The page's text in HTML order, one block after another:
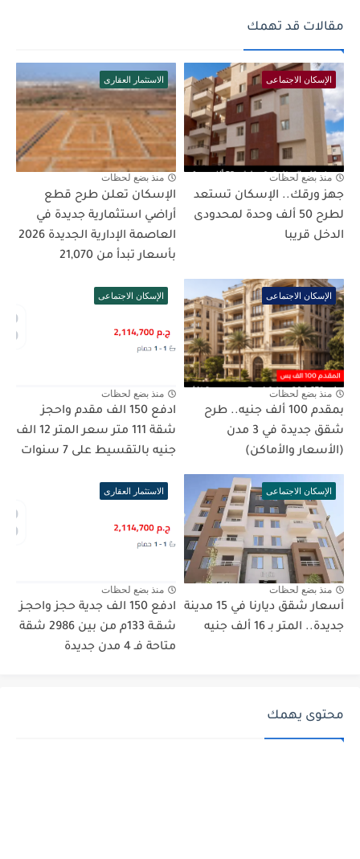
مقالات قد تهمك
الإسكان الاجتماعى
منذ بضع لحظات
جهز ورقك.. الإسكان تستعد
لطرح 50 ألف وحدة لمحدودى
الدخل قريبا
الاستثمار العقارى
منذ بضع لحظات
الإسكان تعلن طرح قطع
أراضي استثمارية جديدة في
العاصمة الإدارية الجديدة 2026
بأسعار تبدأ من 21,070
الإسكان الاجتماعى
منذ بضع لحظات
بمقدم 100 ألف جنيه.. طرح
شقق جديدة في 3 مدن
(الأسعار والأماكن)
الإسكان الاجتماعى
منذ بضع لحظات
ادفع 150 الف مقدم واحجز
شقة 111 متر سعر المتر 12 الف
جنيه بالتقسيط على 7 سنوات
الإسكان الاجتماعى
منذ بضع لحظات
أسعار شقق ديارنا في 15 مدينة
جديدة.. المتر بـ 16 ألف جنيه
الاستثمار العقارى
منذ بضع لحظات
ادفع 150 الف جدية حجز واحجـز
شقـة 133م من بين 2986 شقة
متاحة فـ 4 مدن جديدة
محتوى يهمك